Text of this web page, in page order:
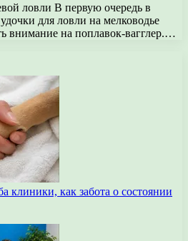
ловли В первую очередь в
для ловли на мелководье
внимание на поплавок-вагглер.…
клиники, как забота о состоянии